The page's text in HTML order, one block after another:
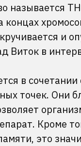
называется
и
Виток в
в
точек. Они
Кроме
это